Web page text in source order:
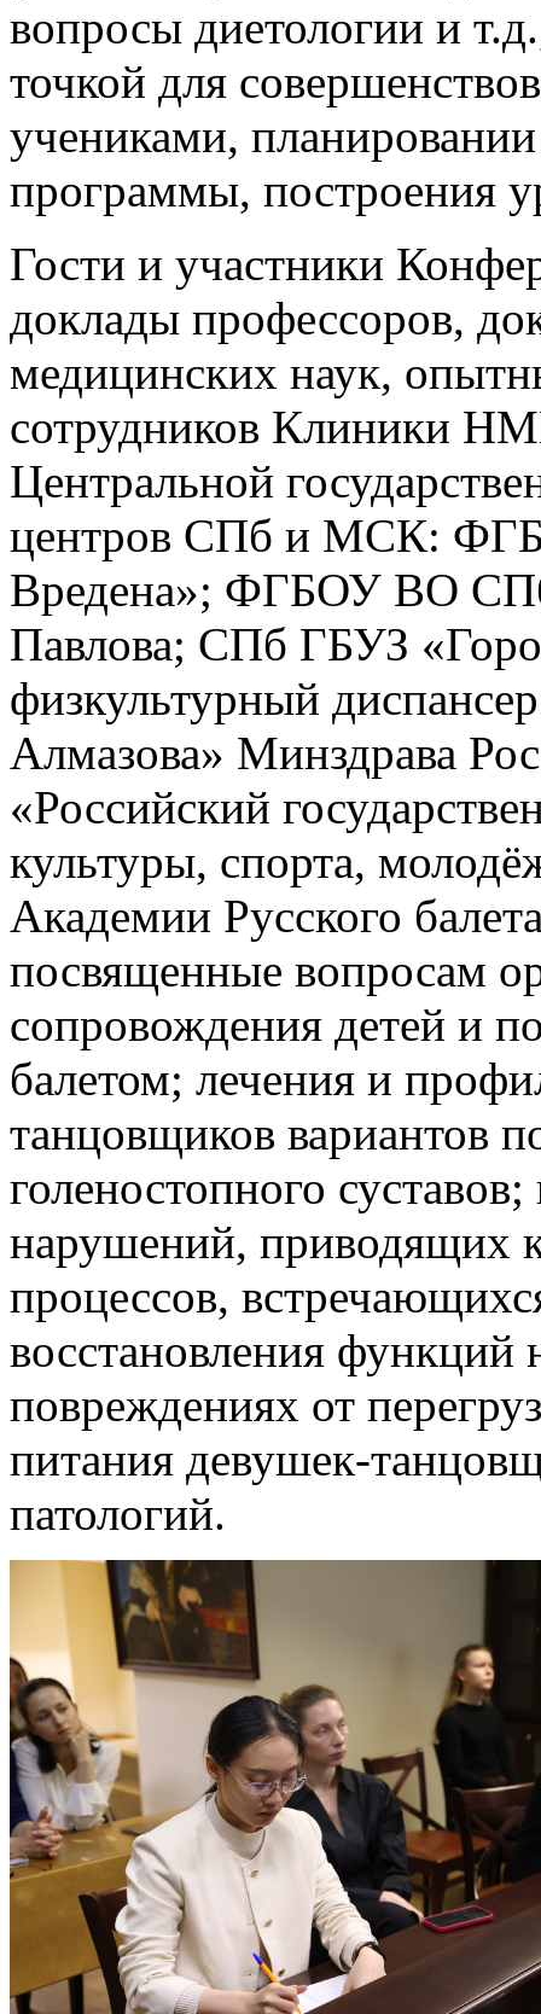
вопросы диетологии и
точкой для
учениками,
программы, построения
Гости и участники
доклады профессоров,
медицинских наук,
сотрудников Клиники
Центральной
центров СПб и МСК:
Вредена»; ФГБОУ ВО
Павлова; СПб ГБУЗ
физкультурный
Алмазова» Минздрава
«Российский
культуры, спорта,
Академии Русского
посвященные вопросам
сопровождения детей и
балетом; лечения и
танцовщиков вариантов
голеностопного
нарушений, приводящих
процессов,
восстановления
повреждениях от
питания девушек-
патологий.